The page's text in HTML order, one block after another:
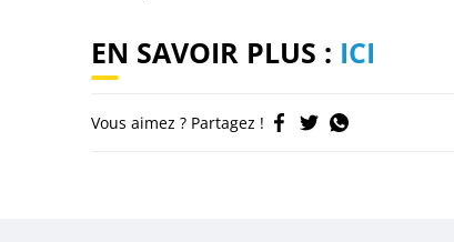
EN SAVOIR PLUS : ICI
Vous aimez ? Partagez !